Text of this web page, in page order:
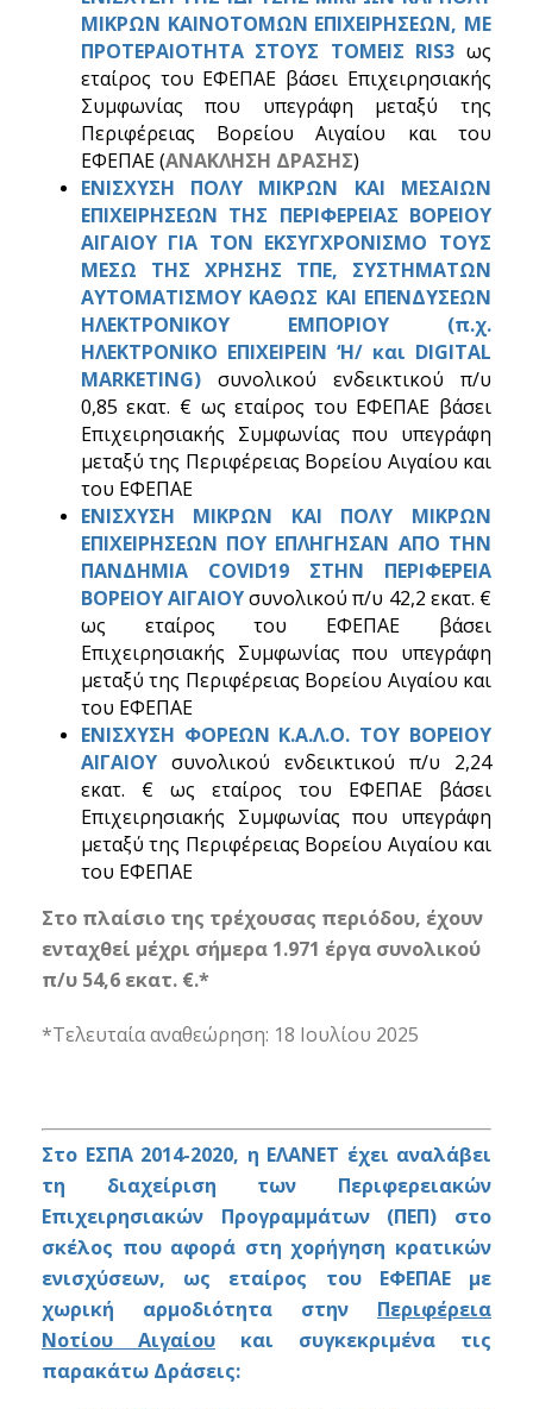
ΜΙΚΡΩΝ ΚΑΙΝΟΤΟΜΩΝ ΕΠΙΧΕΙΡΗΣΕΩΝ, ΜΕ
ΠΡΟΤΕΡΑΙΟΤΗΤΑ ΣΤΟΥΣ ΤΟΜΕΙΣ RIS3 ως
εταίρος του ΕΦΕΠΑΕ βάσει Επιχειρησιακής
Συμφωνίας που υπεγράφη μεταξύ της
Περιφέρειας Βορείου Αιγαίου και του
ΕΦΕΠΑΕ (ΑΝΑΚΛΗΣΗ ΔΡΑΣΗΣ)
ΕΝΙΣΧΥΣΗ ΠΟΛΥ ΜΙΚΡΩΝ ΚΑΙ ΜΕΣΑΙΩΝ
ΕΠΙΧΕΙΡΗΣΕΩΝ ΤΗΣ ΠΕΡΙΦΕΡΕΙΑΣ ΒΟΡΕΙΟΥ
ΑΙΓΑΙΟΥ ΓΙΑ ΤΟΝ ΕΚΣΥΓΧΡΟΝΙΣΜΟ ΤΟΥΣ
ΜΕΣΩ ΤΗΣ ΧΡΗΣΗΣ ΤΠΕ, ΣΥΣΤΗΜΑΤΩΝ
ΑΥΤΟΜΑΤΙΣΜΟΥ ΚΑΘΩΣ ΚΑΙ ΕΠΕΝΔΥΣΕΩΝ
ΗΛΕΚΤΡΟΝΙΚΟΥ ΕΜΠΟΡΙΟΥ (π.χ.
ΗΛΕΚΤΡΟΝΙΚΟ ΕΠΙΧΕΙΡΕΙΝ ‘Η/ και DIGITAL
MARKETING)συνολικού ενδεικτικού π/υ
0,85 εκατ. € ως εταίρος του ΕΦΕΠΑΕ βάσει
Επιχειρησιακής Συμφωνίας που υπεγράφη
μεταξύ της Περιφέρειας Βορείου Αιγαίου και
του ΕΦΕΠΑΕ
ΕΝΙΣΧΥΣΗ ΜΙΚΡΩΝ ΚΑΙ ΠΟΛΥ ΜΙΚΡΩΝ
ΕΠΙΧΕΙΡΗΣΕΩΝ ΠΟΥ ΕΠΛΗΓΗΣΑΝ ΑΠΟ ΤΗΝ
ΠΑΝΔΗΜΙΑ COVID19 ΣΤΗΝ ΠΕΡΙΦΕΡΕΙΑ
ΒΟΡΕΙΟΥ ΑΙΓΑΙΟΥσυνολικού π/υ 42,2 εκατ. €
ως εταίρος του ΕΦΕΠΑΕ βάσει
Επιχειρησιακής Συμφωνίας που υπεγράφη
μεταξύ της Περιφέρειας Βορείου Αιγαίου και
του ΕΦΕΠΑΕ
ΕΝΙΣΧΥΣΗ ΦΟΡΕΩΝ Κ.Α.Λ.Ο. ΤΟΥ ΒΟΡΕΙΟΥ
ΑΙΓΑΙΟΥσυνολικού ενδεικτικού π/υ 2,24
εκατ. € ως εταίρος του ΕΦΕΠΑΕ βάσει
Επιχειρησιακής Συμφωνίας που υπεγράφη
μεταξύ της Περιφέρειας Βορείου Αιγαίου και
του ΕΦΕΠΑΕ
Στο πλαίσιο της τρέχουσας περιόδου, έχουν
ενταχθεί μέχρι σήμερα 1.971 έργα συνολικού
π/υ 54,6 εκατ. €.*
*Τελευταία αναθεώρηση: 18 Ιουλίου 2025
Στο ΕΣΠΑ 2014-2020, η ΕΛΑΝΕΤ έχει αναλάβει
τη διαχείριση των Περιφερειακών
Επιχειρησιακών Προγραμμάτων (ΠΕΠ) στο
σκέλος που αφορά στη χορήγηση κρατικών
ενισχύσεων, ως εταίρος του ΕΦΕΠΑΕ με
χωρική αρμοδιότητα στην Περιφέρεια
Νοτίου Αιγαίου και συγκεκριμένα τις
παρακάτω Δράσεις: